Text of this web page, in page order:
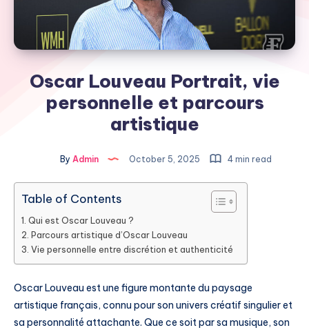
Oscar Louveau Portrait, vie
personnelle et parcours
artistique
By Admin October 5, 2025 4 min read
Table of Contents
Qui est Oscar Louveau ?
Parcours artistique d’Oscar Louveau
Vie personnelle entre discrétion et authenticité
Oscar Louveau est une figure montante du paysage
artistique français, connu pour son univers créatif singulier et
sa personnalité attachante. Que ce soit par sa musique, son